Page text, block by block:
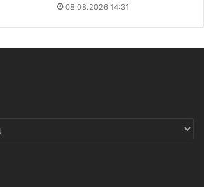
08.08.2026 14:31